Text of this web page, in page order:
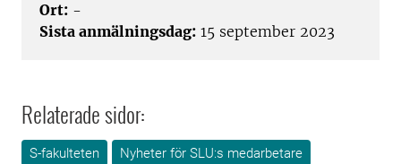
Ort: -
Sista anmälningsdag: 15 september 2023
Relaterade sidor:
S-fakulteten
Nyheter för SLU:s medarbetare